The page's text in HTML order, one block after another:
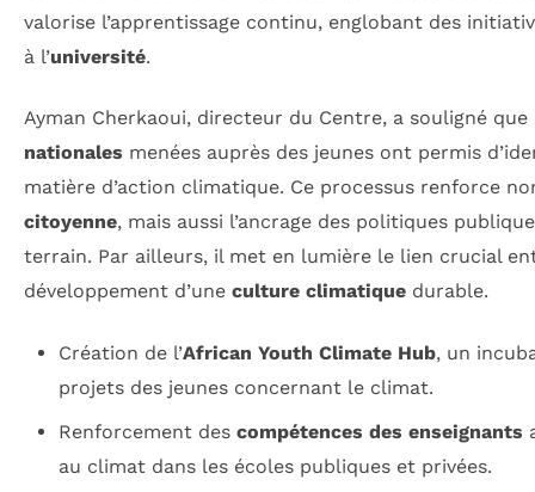
valorise l’apprentissage continu, englobant des
à l’université.
Ayman Cherkaoui, directeur du Centre, a souligné
nationales menées auprès des jeunes ont permis
matière d’action climatique. Ce processus renforce
citoyenne, mais aussi l’ancrage des politiques
terrain. Par ailleurs, il met en lumière le lien crucial
développement d’une culture climatique durable.
Création de l’African Youth Climate Hub, un
projets des jeunes concernant le climat.
Renforcement des compétences des enseignants
au climat dans les écoles publiques et privées.